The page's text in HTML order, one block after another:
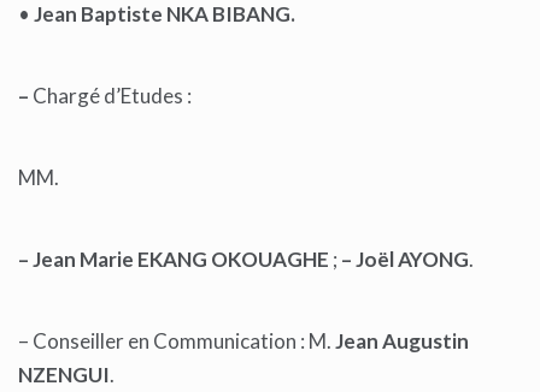
• Jean Baptiste NKA BIBANG.
– Chargé d’Etudes :
MM.
– Jean Marie EKANG OKOUAGHE ; – Joël AYONG.
– Conseiller en Communication : M.Jean Augustin
NZENGUI.